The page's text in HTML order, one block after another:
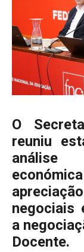
O
reuniu
análise
negociais
a
Docente.